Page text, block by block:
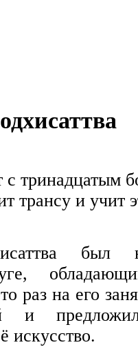
тринадцатым
трансу и учит
был
раз на его
и
искусство.